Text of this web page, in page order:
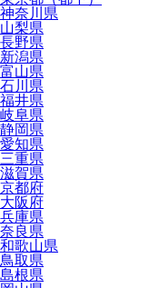
神奈川県
山梨県
長野県
新潟県
富山県
石川県
福井県
岐阜県
静岡県
愛知県
三重県
滋賀県
京都府
大阪府
兵庫県
奈良県
和歌山県
鳥取県
島根県